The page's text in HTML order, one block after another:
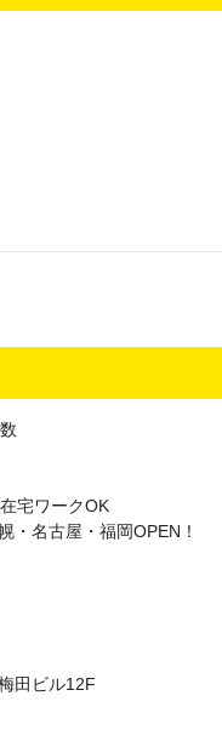
宅ワークOK
名古屋・福岡OPEN！
田ビル12F